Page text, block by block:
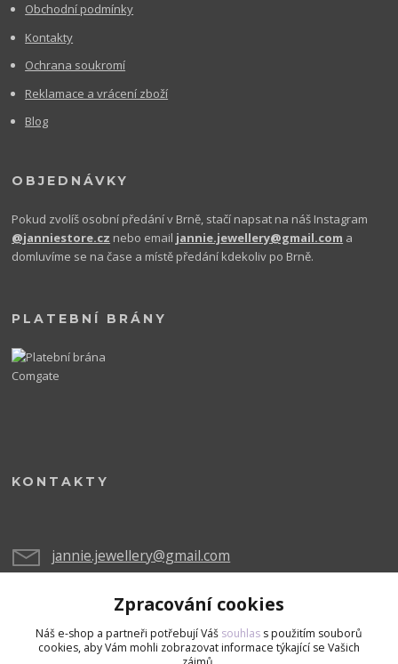
Obchodní podmínky
Kontakty
Ochrana soukromí
Reklamace a vrácení zboží
Blog
OBJEDNÁVKY
Pokud zvolíš osobní předání v Brně, stačí napsat na náš Instagram
@janniestore.cz nebo email jannie.jewellery@gmail.com a
domluvíme se na čase a místě předání kdekoliv po Brně.
PLATEBNÍ BRÁNY
KONTAKTY
jannie.jewellery@gmail.com
Zpracování cookies
Náš e-shop a partneři potřebují Váš souhlas s použitím souborů
cookies, aby Vám mohli zobrazovat informace týkající se Vašich